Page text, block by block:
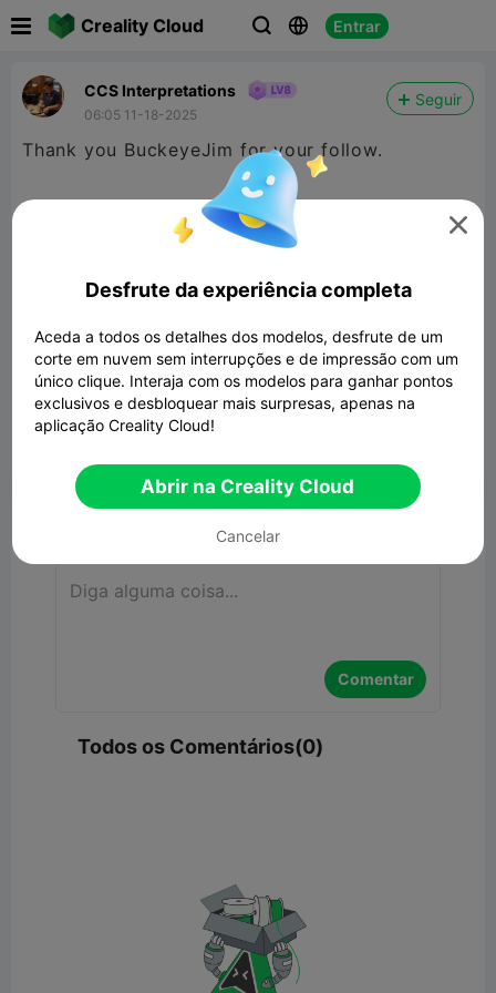
Creality Cloud   Entrar
CCS Interpretations
06:05 11-18-2025
Seguir
Thank you BuckeyeJim for your follow.
Denunciar 5 
Comentar
Todos os Comentários(0)

Desfrute da experiência completa
Aceda a todos os detalhes dos modelos, desfrute de um
corte em nuvem sem interrupções e de impressão com um
único clique. Interaja com os modelos para ganhar pontos
exclusivos e desbloquear mais surpresas, apenas na
aplicação Creality Cloud!
Abrir na Creality Cloud
Cancelar